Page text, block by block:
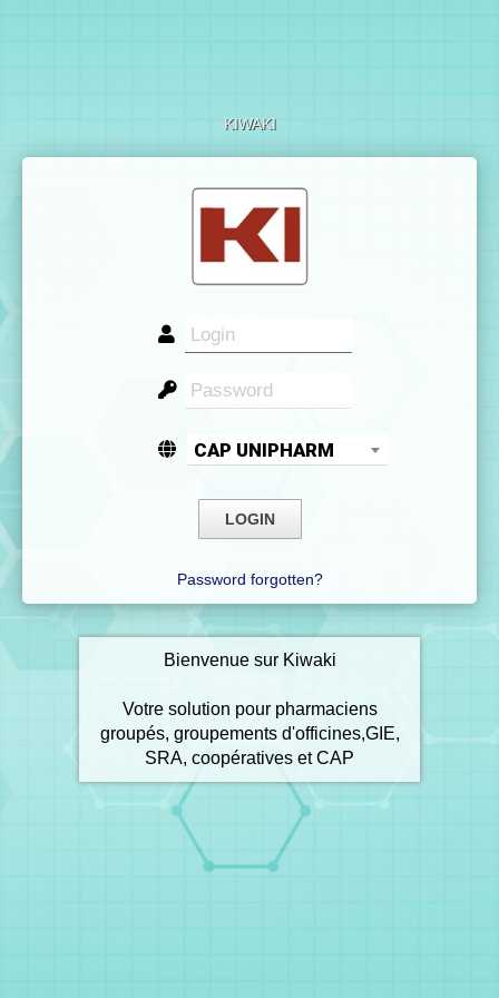
KIWAKI
CAP UNIPHARM
Password forgotten?
Bienvenue sur Kiwaki
Votre solution pour pharmaciens
groupés, groupements d'officines,GIE,
SRA, coopératives et CAP